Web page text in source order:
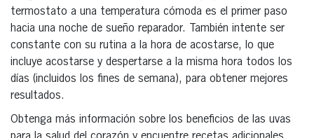
termostato a una temperatura cómoda es el primer paso
hacia una noche de sueño reparador. También intente ser
constante con su rutina a la hora de acostarse, lo que
incluye acostarse y despertarse a la misma hora todos los
días (incluidos los fines de semana), para obtener mejores
resultados.
Obtenga más información sobre los beneficios de las uvas